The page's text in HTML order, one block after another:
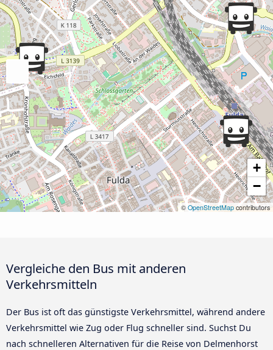
+
−
© OpenStreetMap contributors
Vergleiche den Bus mit anderen
Verkehrsmitteln
Der Bus ist oft das günstigste Verkehrsmittel, während andere
Verkehrsmittel wie Zug oder Flug schneller sind. Suchst Du
nach schnelleren Alternativen für die Reise von Delmenhorst